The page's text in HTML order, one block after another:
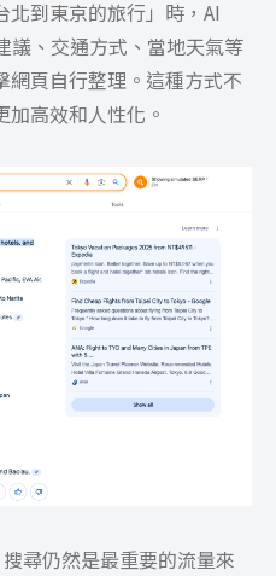
到東京的旅行」時，AI
議、交通方式、當地天氣等
網頁自行整理。這種方式不
高效和人性化。
尋仍然是最重要的流量來